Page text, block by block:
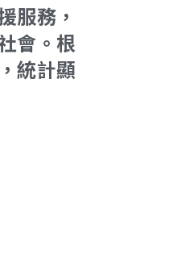
服務，
會。根
統計顯